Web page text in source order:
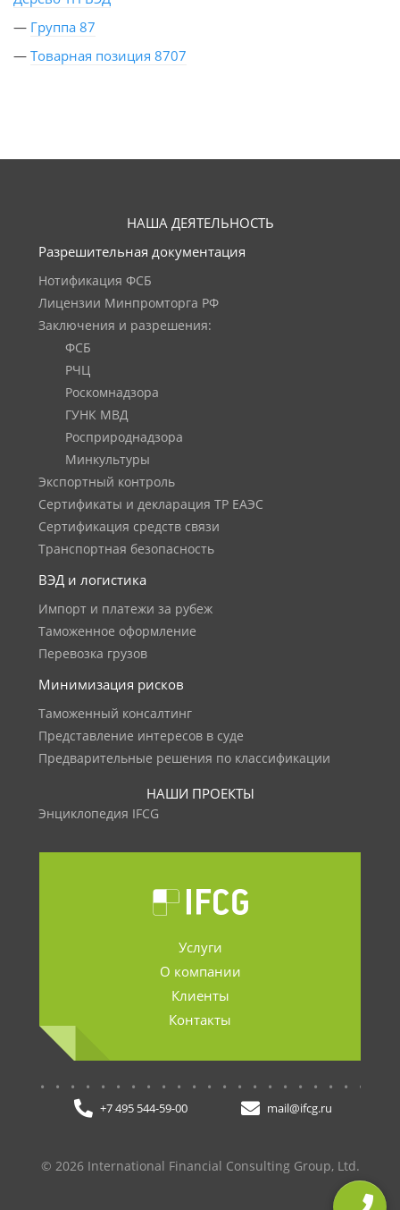
— Группа 87
— Товарная позиция 8707
НАША ДЕЯТЕЛЬНОСТЬ
Разрешительная документация
Нотификация ФСБ
Лицензии Минпромторга РФ
Заключения и разрешения:
ФСБ
РЧЦ
Роскомнадзора
ГУНК МВД
Росприроднадзора
Минкультуры
Экспортный контроль
Сертификаты и декларация ТР ЕАЭС
Сертификация средств связи
Транспортная безопасность
ВЭД и логистика
Импорт и платежи за рубеж
Таможенное оформление
Перевозка грузов
Минимизация рисков
Таможенный консалтинг
Представление интересов в суде
Предварительные решения по классификации
НАШИ ПРОЕКТЫ
Энциклопедия IFCG
Услуги
О компании
Клиенты
Контакты
+7 495 544-59-00 mail@ifcg.ru
© 2026 International Financial Consulting Group, Ltd.